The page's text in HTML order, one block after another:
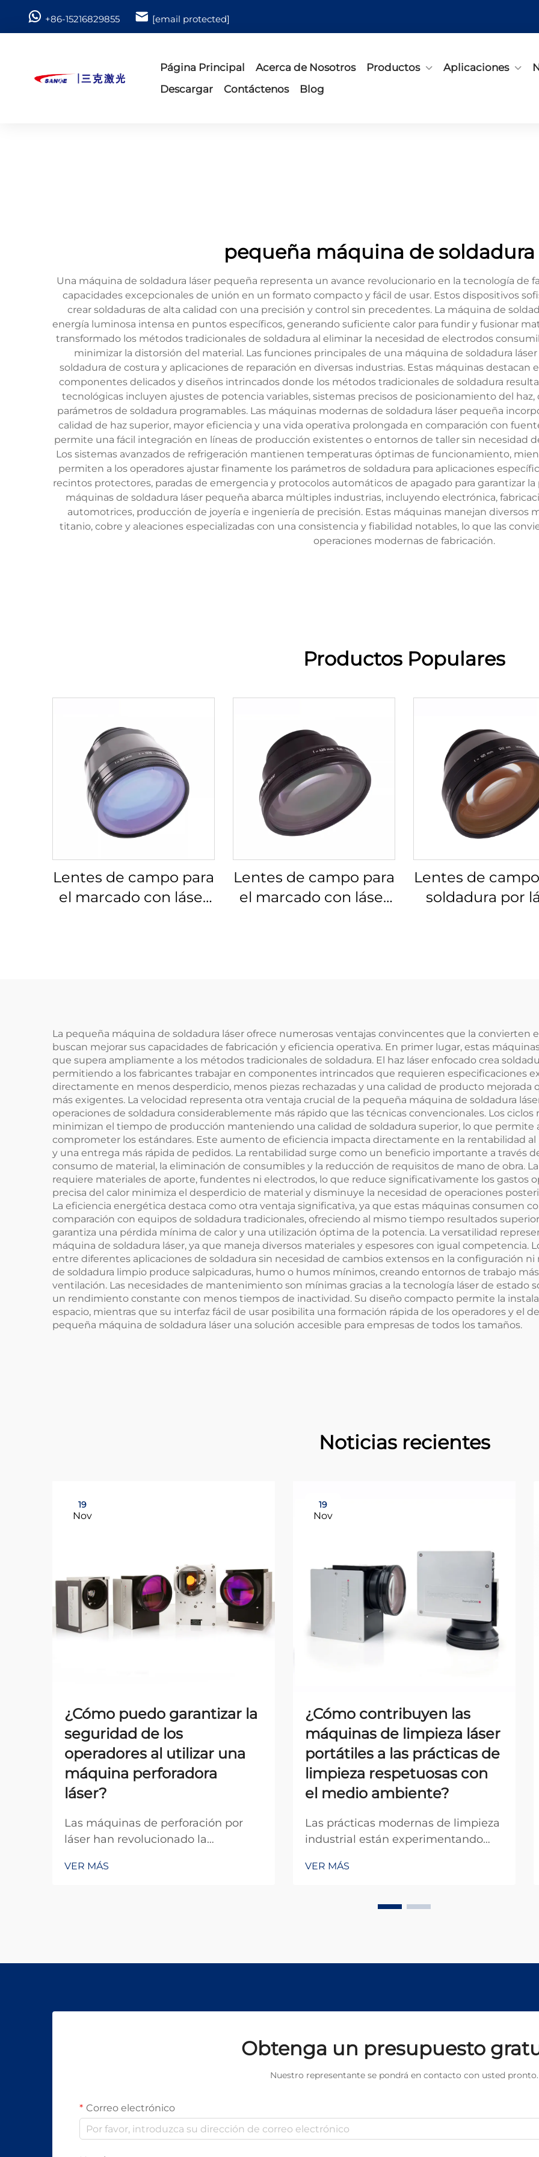
+86-15216829855 [email protected]
Página Principal Acerca de Nosotros Productos Aplicaciones
Descargar
Contáctenos Blog
pequeña máquina de soldadura
Una máquina de soldadura láser pequeña representa un avance revolucionario en la tecnología de
capacidades excepcionales de unión en un formato compacto y fácil de usar. Estos dispositivos
crear soldaduras de alta calidad con una precisión y control sin precedentes. La máquina de
energía luminosa intensa en puntos específicos, generando suficiente calor para fundir y fusionar
transformado los métodos tradicionales de soldadura al eliminar la necesidad de electrodos
minimizar la distorsión del material. Las funciones principales de una máquina de soldadura
soldadura de costura y aplicaciones de reparación en diversas industrias. Estas máquinas
componentes delicados y diseños intrincados donde los métodos tradicionales de soldadura
tecnológicas incluyen ajustes de potencia variables, sistemas precisos de posicionamiento del
parámetros de soldadura programables. Las máquinas modernas de soldadura láser pequeña
calidad de haz superior, mayor eficiencia y una vida operativa prolongada en comparación con
permite una fácil integración en líneas de producción existentes o entornos de taller sin necesidad
Los sistemas avanzados de refrigeración mantienen temperaturas óptimas de funcionamiento,
permiten a los operadores ajustar finamente los parámetros de soldadura para aplicaciones
recintos protectores, paradas de emergencia y protocolos automáticos de apagado para garantizar
máquinas de soldadura láser pequeña abarca múltiples industrias, incluyendo electrónica,
automotrices, producción de joyería e ingeniería de precisión. Estas máquinas manejan diversos
titanio, cobre y aleaciones especializadas con una consistencia y fiabilidad notables, lo que las
operaciones modernas de fabricación.
Productos Populares
Lentes de campo para
el marcado con láser
Lentes de campo para
el marcado con láser
Lentes de
soldadura por
La pequeña máquina de soldadura láser ofrece numerosas ventajas convincentes que la convierten
buscan mejorar sus capacidades de fabricación y eficiencia operativa. En primer lugar, estas
que supera ampliamente a los métodos tradicionales de soldadura. El haz láser enfocado crea
permitiendo a los fabricantes trabajar en componentes intrincados que requieren especificaciones
directamente en menos desperdicio, menos piezas rechazadas y una calidad de producto
más exigentes. La velocidad representa otra ventaja crucial de la pequeña máquina de soldadura
operaciones de soldadura considerablemente más rápido que las técnicas convencionales. Los
minimizan el tiempo de producción manteniendo una calidad de soldadura superior, lo que permite
comprometer los estándares. Este aumento de eficiencia impacta directamente en la rentabilidad
y una entrega más rápida de pedidos. La rentabilidad surge como un beneficio importante a través
consumo de material, la eliminación de consumibles y la reducción de requisitos de mano de obra.
requiere materiales de aporte, fundentes ni electrodos, lo que reduce significativamente los gastos
precisa del calor minimiza el desperdicio de material y disminuye la necesidad de operaciones
La eficiencia energética destaca como otra ventaja significativa, ya que estas máquinas consumen
comparación con equipos de soldadura tradicionales, ofreciendo al mismo tiempo resultados
garantiza una pérdida mínima de calor y una utilización óptima de la potencia. La versatilidad
máquina de soldadura láser, ya que maneja diversos materiales y espesores con igual competencia.
entre diferentes aplicaciones de soldadura sin necesidad de cambios extensos en la configuración
de soldadura limpio produce salpicaduras, humo o humos mínimos, creando entornos de trabajo
ventilación. Las necesidades de mantenimiento son mínimas gracias a la tecnología láser de estado
un rendimiento constante con menos tiempos de inactividad. Su diseño compacto permite la
espacio, mientras que su interfaz fácil de usar posibilita una formación rápida de los operadores y el
pequeña máquina de soldadura láser una solución accesible para empresas de todos los tamaños.
Noticias recientes
19
Nov
¿Cómo puedo garantizar la
seguridad de los
operadores al utilizar una
máquina perforadora
láser?
Las máquinas de perforación por
láser han revolucionado la
industrias, ofreciendo una exactitud
VER MÁS
19
Nov
¿Cómo contribuyen las
máquinas de limpieza láser
portátiles a las prácticas de
limpieza respetuosas con
el medio ambiente?
Las prácticas modernas de limpieza
industrial están experimentando
medida que las empresas buscan
respetuosas con el medio ambiente.
VER MÁS
Obtenga un presupuesto
Nuestro representante se pondrá en contacto con usted pronto.
Correo electrónico